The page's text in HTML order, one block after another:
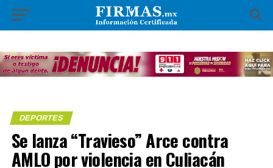
DEPORTES
Se lanza “Travieso” Arce contra
AMLO por violencia en Culiacán